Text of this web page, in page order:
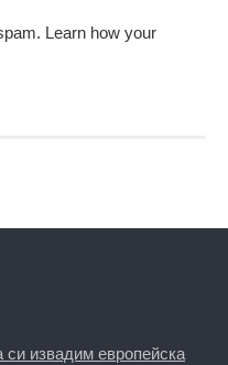
Learn how your
си извадим европейска